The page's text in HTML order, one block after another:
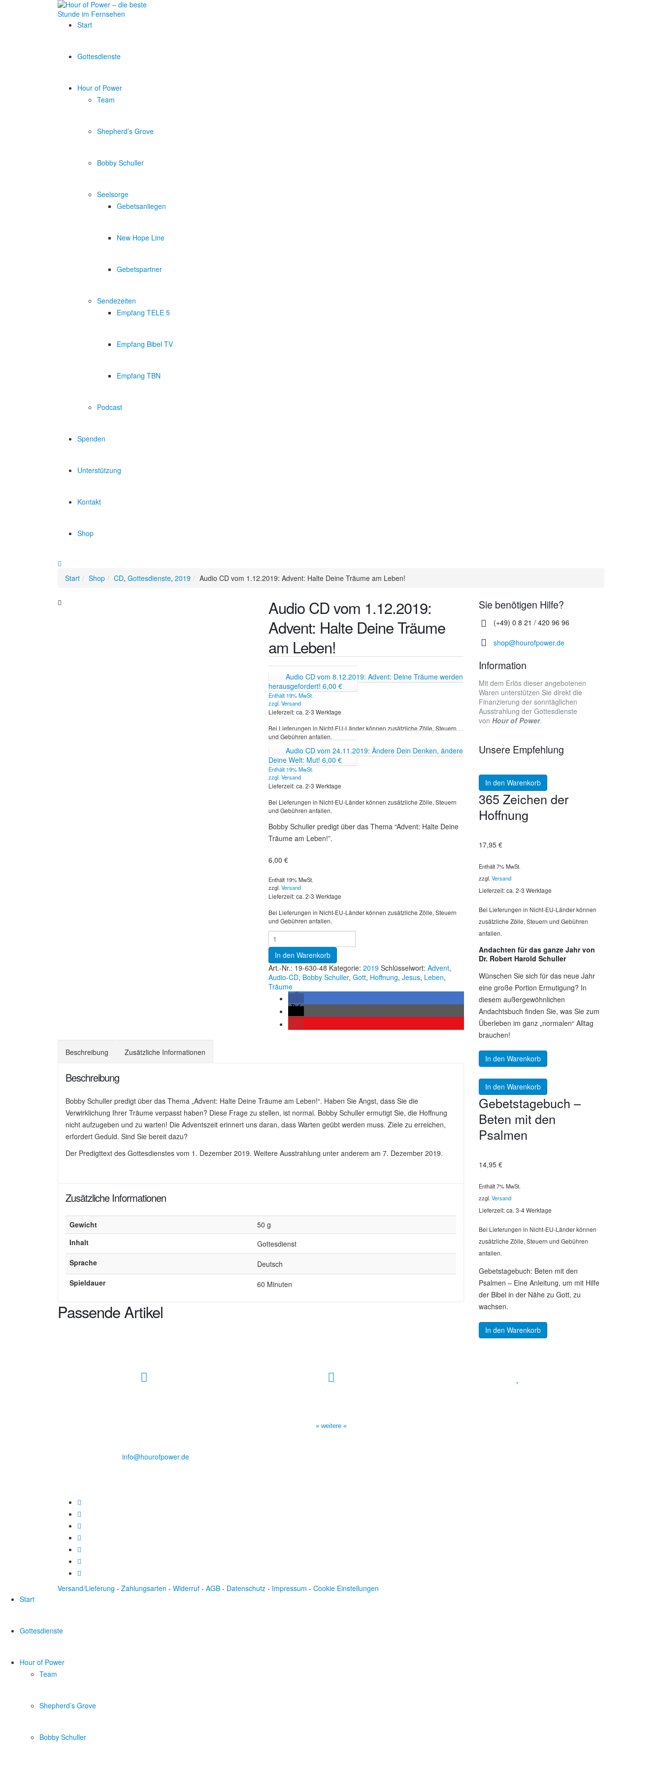
Start
Gottesdienste
Hour of Power
Team
Shepherd’s Grove
Bobby Schuller
Seelsorge
Gebetsanliegen
New Hope Line
Gebetspartner
Sendezeiten
Empfang TELE 5
Empfang Bibel TV
Empfang TBN
Podcast
Spenden
Unterstützung
Kontakt
Shop
Start Shop CD, Gottesdienste, 2019 Audio CD vom 1.12.2019: Advent: Halte Deine Träume am Leben!
Audio CD vom 1.12.2019:
Advent: Halte Deine Träume
am Leben!
Audio CD vom 8.12.2019: Advent: Deine Träume werden
herausgefordert! 6,00 €
Enthält 19% MwSt.
zzgl. Versand
Lieferzeit: ca. 2-3 Werktage
Bei Lieferungen in Nicht-EU-Länder können zusätzliche Zölle, Steuern
und Gebühren anfallen.
Audio CD vom 24.11.2019: Ändere Dein Denken, ändere
Deine Welt: Mut! 6,00 €
Enthält 19% MwSt.
zzgl. Versand
Lieferzeit: ca. 2-3 Werktage
Bei Lieferungen in Nicht-EU-Länder können zusätzliche Zölle, Steuern
und Gebühren anfallen.
Bobby Schuller predigt über das Thema “Advent: Halte Deine
Träume am Leben!”.
6,00 €
Enthält 19% MwSt.
zzgl. Versand
Lieferzeit: ca. 2-3 Werktage
Bei Lieferungen in Nicht-EU-Länder können zusätzliche Zölle, Steuern
und Gebühren anfallen.
In den Warenkorb
Art.-Nr.: 19-630-48 Kategorie: 2019 Schlüsselwort: Advent,
Audio-CD, Bobby Schuller, Gott, Hoffnung, Jesus, Leben,
Träume
Beschreibung Zusätzliche Informationen
Beschreibung
Bobby Schuller predigt über das Thema „Advent: Halte Deine Träume am Leben!“. Haben Sie Angst, dass Sie die
Verwirklichung Ihrer Träume verpasst haben? Diese Frage zu stellen, ist normal. Bobby Schuller ermutigt Sie, die Hoffnung
nicht aufzugeben und zu warten! Die Adventszeit erinnert uns daran, dass Warten geübt werden muss. Ziele zu erreichen,
erfordert Geduld. Sind Sie bereit dazu?
Der Predigttext des Gottesdienstes vom 1. Dezember 2019. Weitere Ausstrahlung unter anderem am 7. Dezember 2019.
Zusätzliche Informationen
Gewicht
50 g
Inhalt
Gottesdienst
Sprache
Deutsch
Spieldauer
60 Minuten
Passende Artikel
Sie benötigen Hilfe?
(+49) 0 8 21 / 420 96 96
shop@hourofpower.de
Information
Mit dem Erlös dieser angebotenen
Waren unterstützen Sie direkt die
Finanzierung der sonntäglichen
Ausstrahlung der Gottesdienste
von Hour of Power.
Unsere Empfehlung
In den Warenkorb
365 Zeichen der
Hoffnung
17,95 €
Enthält 7% MwSt.
zzgl. Versand
Lieferzeit: ca. 2-3 Werktage
Bei Lieferungen in Nicht-EU-Länder können
zusätzliche Zölle, Steuern und Gebühren
anfallen.
Andachten für das ganze Jahr von
Dr. Robert Harold Schuller
Wünschen Sie sich für das neue Jahr
eine große Portion Ermutigung? In
diesem außergewöhnlichen
Andachtsbuch finden Sie, was Sie zum
Überleben im ganz „normalen“ Alltag
brauchen!
In den Warenkorb
In den Warenkorb
Gebetstagebuch –
Beten mit den
Psalmen
14,95 €
Enthält 7% MwSt.
zzgl. Versand
Lieferzeit: ca. 3-4 Werktage
Bei Lieferungen in Nicht-EU-Länder können
zusätzliche Zölle, Steuern und Gebühren
anfallen.
Gebetstagebuch: Beten mit den
Psalmen – Eine Anleitung, um mit Hilfe
der Bibel in der Nähe zu Gott, zu
wachsen.
In den Warenkorb
info@hourofpower.de
» weitere «
Versand/Lieferung - Zahlungsarten - Widerruf - AGB - Datenschutz - Impressum - Cookie Einstellungen
Start
Gottesdienste
Hour of Power
Team
Shepherd’s Grove
Bobby Schuller